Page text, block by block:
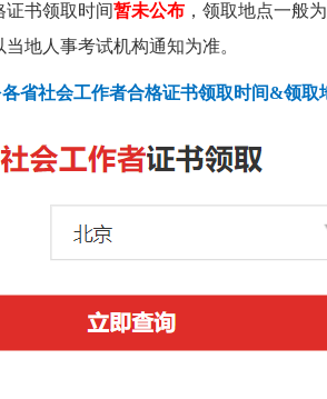
证书领取时间暂未公布 ，领取地点一般
地人事考试机构通知为准。
省社会工作者合格证书领取时间&领取